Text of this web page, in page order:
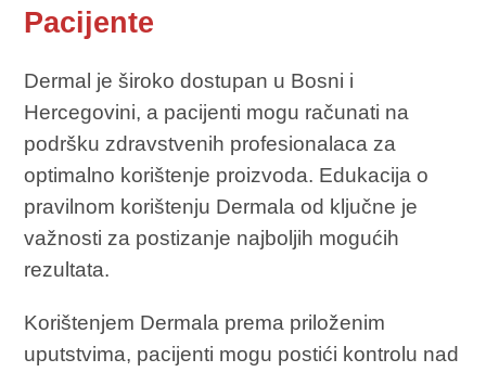
Pacijente
Dermal je široko dostupan u Bosni i
Hercegovini, a pacijenti mogu računati na
podršku zdravstvenih profesionalaca za
optimalno korištenje proizvoda. Edukacija o
pravilnom korištenju Dermala od ključne je
važnosti za postizanje najboljih mogućih
rezultata.
Korištenjem Dermala prema priloženim
uputstvima, pacijenti mogu postići kontrolu nad